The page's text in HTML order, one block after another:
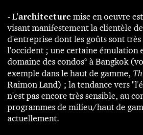
- L'architecture mise en oeuvre
visant manifestement la clientèle
d'entreprise dont les goûts sont
l'occident ; une certaine émulation
domaine des condos° à Bangkok
exemple dans le haut de gamme,
Raimon Land) ; la tendance vers
n'est pas encore très sensible, au
programmes de milieu/haut de
actuellement.